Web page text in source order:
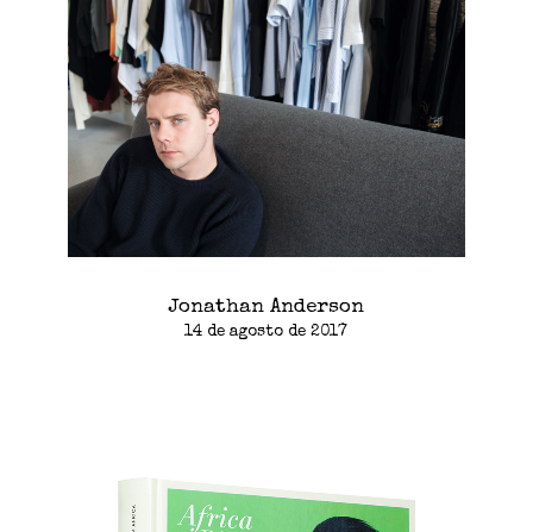
Jonathan Anderson
14 de agosto de 2017